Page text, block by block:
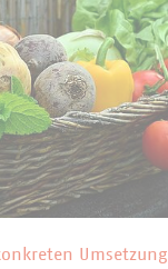
Umsetzung